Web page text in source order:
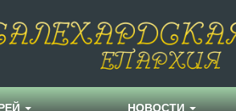
НОВОСТИ